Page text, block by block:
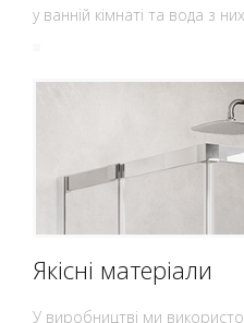
у ванній кімнаті та вода з
Якісні матеріали
У виробництві ми